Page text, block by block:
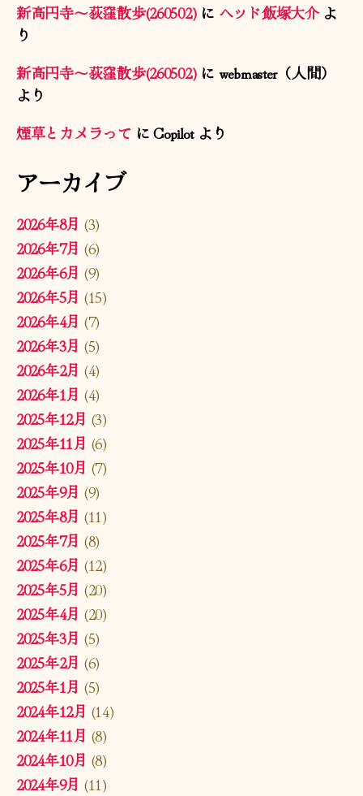
新高円寺〜荻窪散歩(260502)に ヘッド飯塚大介よ
り
新高円寺〜荻窪散歩(260502)に webmaster（人間）
より
煙草とカメラってにCopilotより
アーカイブ
2026年8月 (3)
2026年7月 (6)
2026年6月 (9)
2026年5月 (15)
2026年4月 (7)
2026年3月 (5)
2026年2月 (4)
2026年1月 (4)
2025年12月 (3)
2025年11月 (6)
2025年10月 (7)
2025年9月 (9)
2025年8月 (11)
2025年7月 (8)
2025年6月 (12)
2025年5月 (20)
2025年4月 (20)
2025年3月 (5)
2025年2月 (6)
2025年1月 (5)
2024年12月 (14)
2024年11月 (8)
2024年10月 (8)
2024年9月 (11)